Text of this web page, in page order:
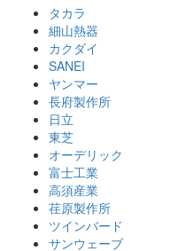
タカラ
細山熱器
カクダイ
SANEI
ヤンマー
長府製作所
日立
東芝
オーデリック
富士工業
高須産業
荏原製作所
ツインバード
サンウェーブ